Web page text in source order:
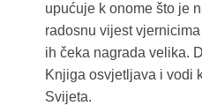
upućuje k onome što je
radosnu vijest
ih čeka nagrada velika.
Knjiga osvjetljava i vodi
Svijeta.